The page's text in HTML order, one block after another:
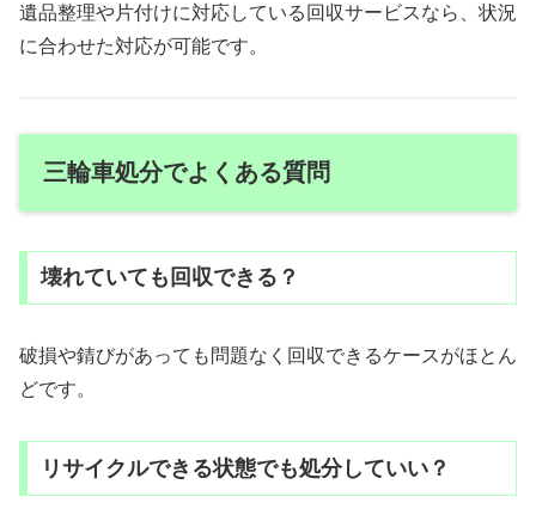
遺品整理や片付けに対応している回収サービスなら、状況
に合わせた対応が可能です。
三輪車処分でよくある質問
壊れていても回収できる？
破損や錆びがあっても問題なく回収できるケースがほとん
どです。
リサイクルできる状態でも処分していい？